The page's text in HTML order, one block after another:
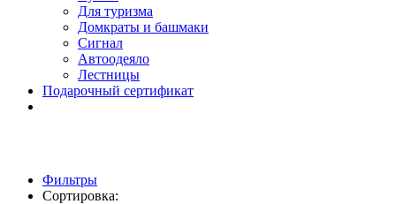
Для туризма
Домкраты и башмаки
Сигнал
Автоодеяло
Лестницы
Подарочный сертификат
Фильтры
Сортировка: